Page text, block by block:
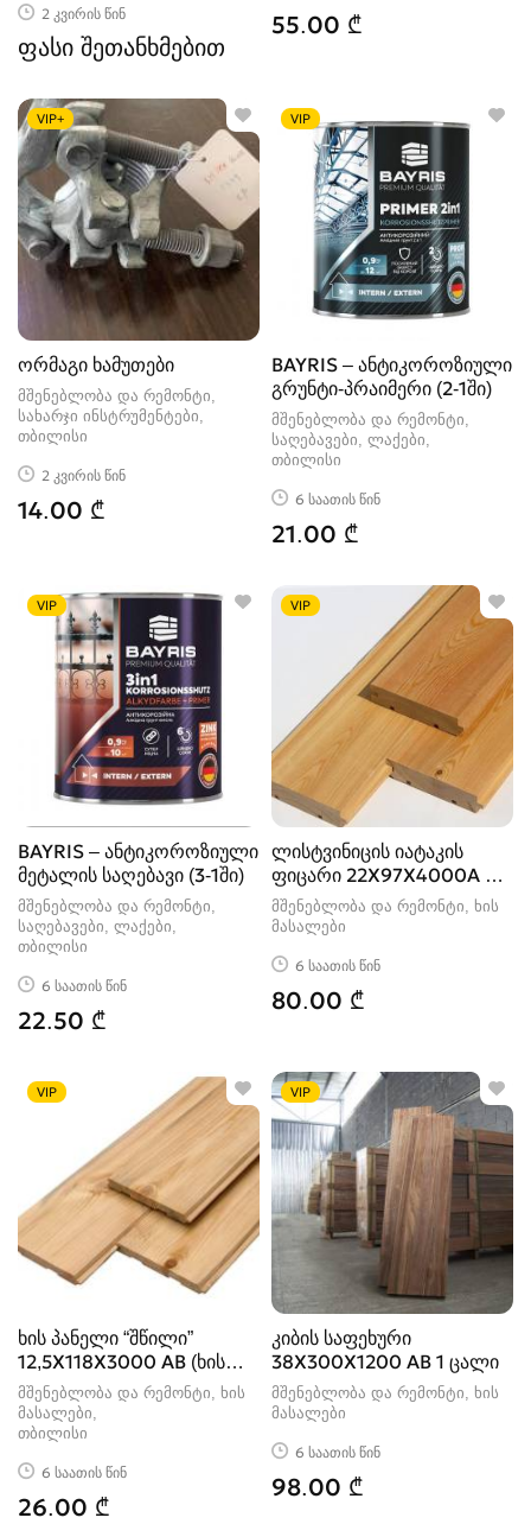
2 კვირის წინ
ფასი შეთანხმებით
55.00 ₾
VIP+
ორმაგი ხამუთები
მშენებლობა და რემონტი,
სახარჯი ინსტრუმენტები
თბილისი
2 კვირის წინ
14.00 ₾
VIP
BAYRIS – ანტიკოროზიული
გრუნტი-პრაიმერი (2-1ში)
მშენებლობა და რემონტი,
საღებავები, ლაქები
თბილისი
6 საათის წინ
21.00 ₾
VIP
BAYRIS – ანტიკოროზიული
მეტალის საღებავი (3-1ში)
მშენებლობა და რემონტი,
საღებავები, ლაქები
თბილისი
6 საათის წინ
22.50 ₾
VIP
ლისტვინიცის იატაკის
ფიცარი 22X97X4000A –
1მ2
მშენებლობა და რემონტი, ხის
მასალები
6 საათის წინ
80.00 ₾
VIP
ხის პანელი “შწილი”
12,5X118X3000 AB (ხის
მასალა)
მშენებლობა და რემონტი, ხის
მასალები
თბილისი
6 საათის წინ
26.00 ₾
VIP
კიბის საფეხური
38X300X1200 AB 1 ცალი
მშენებლობა და რემონტი, ხის
მასალები
6 საათის წინ
98.00 ₾